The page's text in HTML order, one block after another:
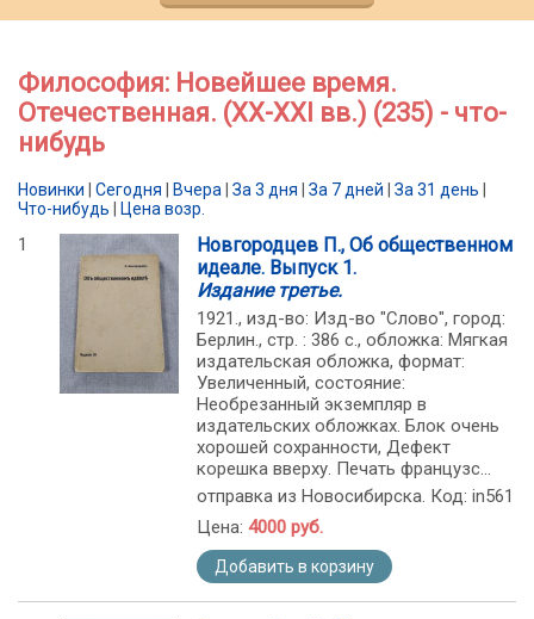
Философия: Новейшее время.
Отечественная. (XX-XXI вв.) (235) - что-
нибудь
Новинки Сегодня Вчера За 3 дня За 7 дней За 31 день
Что-нибудь
Цена возр.
1
Новгородцев П., Об общественном
идеале. Выпуск 1.
Издание третье.
1921., изд-во: Изд-во "Слово", город:
Берлин., стр. : 386 с., обложка: Мягкая
издательская обложка, формат:
Увеличенный, состояние:
Необрезанный экземпляр в
издательских обложках. Блок очень
хорошей сохранности, Дефект
корешка вверху. Печать французс...
отправка из Новосибирска. Код: in561
Цена: 4000 руб.
Добавить в корзину